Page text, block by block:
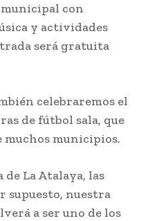
con
y actividades
será gratuita
celebraremos el
de fútbol sala, que
muchos municipios.
La Atalaya, las
supuesto, nuestra
a ser uno de los